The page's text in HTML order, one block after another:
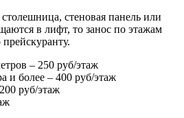
стеновая панель или
в лифт, то занос по этажам
прейскуранту.
– 250 руб/этаж
и более – 400 руб/этаж
руб/этаж